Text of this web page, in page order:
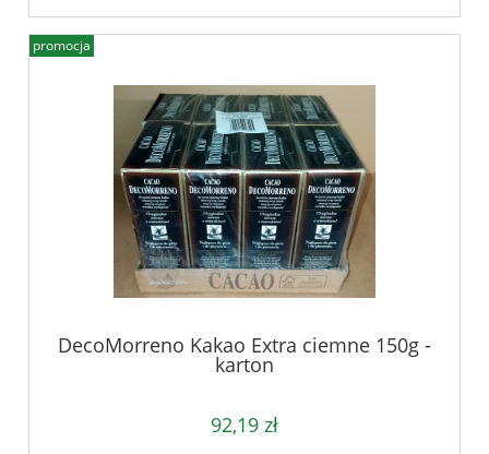
DecoMorreno Kakao Extra ciemne 150g -
karton
92,19 zł
promocja